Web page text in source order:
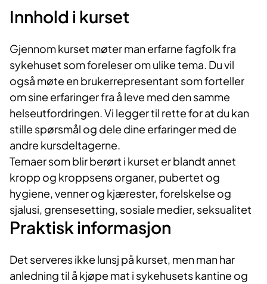
Innhold i kurset​
Gjenno​m kurset møter man erfarne fagfolk fra
sykehuset som foreleser om ulike tema. Du vil
også møte en brukerrepresentant som forteller
om sine erfaringer fra å leve med den samme
helseutfordringen. Vi legger til rette for at du kan
stille spørsmål og dele dine erfaringer med de
andre kursdeltagerne.​
Temaer som blir berørt i kurset er blandt annet
kropp og kroppsens organer, pubertet og
hygiene, venner og kjærester, forelskelse og
sjalusi, grensesetting, sosiale medier, seksualitet
Praktisk informasjon
Det serveres ikke lunsj på kurset, men man har
anledning til å kjøpe mat i sykehusets kantine og